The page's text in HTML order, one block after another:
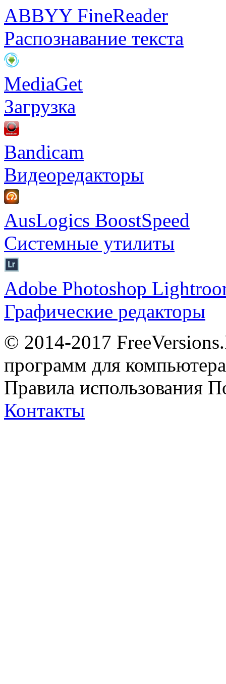
ABBYY FineReader
Распознавание текста
MediaGet
Загрузка
Bandicam
Видеоредакторы
AusLogics BoostSpeed
Системные утилиты
Adobe Photoshop
Графические редакторы
© 2014-2017
программ для
Правила использования
Контакты